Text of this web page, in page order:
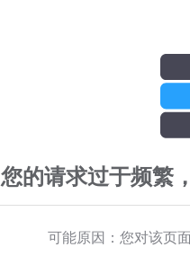
您的请求过于频繁
可能原因：您对该页